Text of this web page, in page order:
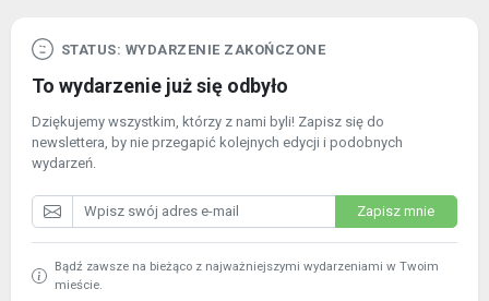
STATUS: WYDARZENIE ZAKOŃCZONE
To wydarzenie już się odbyło
Dziękujemy wszystkim, którzy z nami byli! Zapisz się do
newslettera, by nie przegapić kolejnych edycji i podobnych
wydarzeń.
Zapisz mnie
Bądź zawsze na bieżąco z najważniejszymi wydarzeniami w Twoim
mieście.